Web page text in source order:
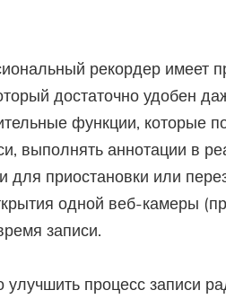
рекордер имеет
достаточно удобен
функции, которые
выполнять аннотации в
для приостановки или
одной веб-камеры
записи.
улучшить процесс записи